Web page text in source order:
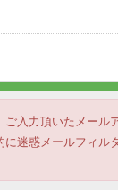
入力頂いたメール
迷惑メールフィ